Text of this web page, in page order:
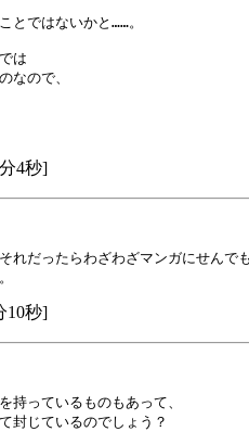
とではないかと……。
は
なので、
4秒]
れだったらわざわざマンガにせんで
10秒]
持っているものもあって、
封じているのでしょう？